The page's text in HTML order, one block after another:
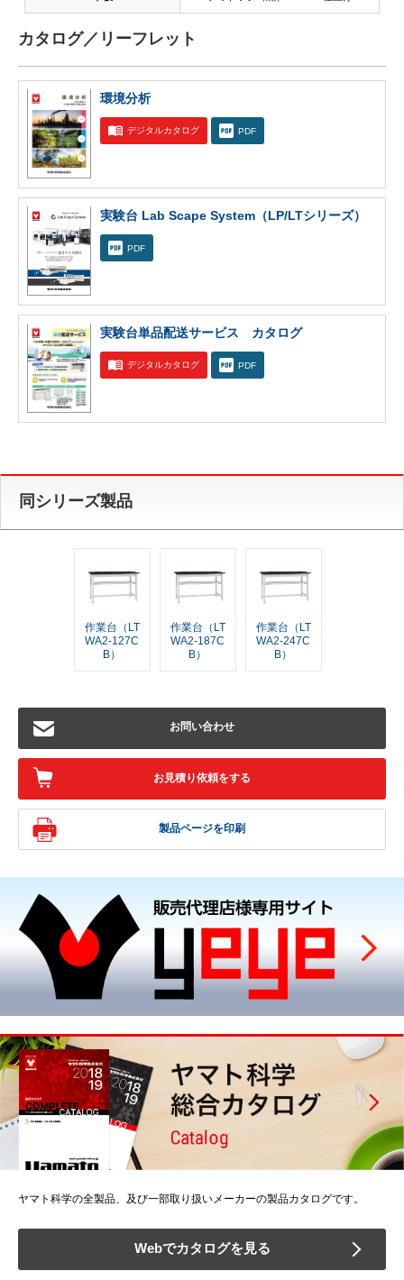
カタログ／リーフレット
環境分析
デジタルカタログ PDF
実験台 Lab Scape System（LP/LTシリーズ）
PDF
実験台単品配送サービス カタログ
デジタルカタログ PDF
同シリーズ製品
作業台（LT
WA2-127C
B）
作業台（LT
WA2-187C
B）
作業台（LT
WA2-247C
B）
お問い合わせ
お見積り依頼をする
製品ページを印刷
ヤマト科学の全製品、及び一部取り扱いメーカーの製品カタログです。
Webでカタログを見る